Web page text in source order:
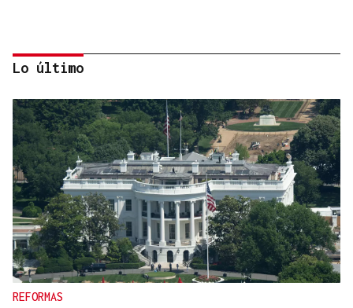
CANEDO
Un herido en la colisión entre dos coches en la
entrada a las termas de Outariz
Lo último
REFORMAS